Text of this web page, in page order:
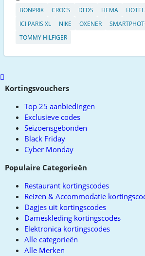
BONPRIX CROCS DFDS HEMA
ICI PARIS XL
NIKE OXENER
TOMMY HILFIGER
Scroll
toKortingsvouchers
Top 25 aanbiedingen
Exclusieve codes
Seizoensgebonden
Black Friday
Cyber Monday
Populaire Categorieën
Restaurant kortingscodes
Reizen & Accommodatie
Dagjes uit kortingscodes
Dameskleding kortingscodes
Elektronica kortingscodes
Alle categorieën
Alle Merken